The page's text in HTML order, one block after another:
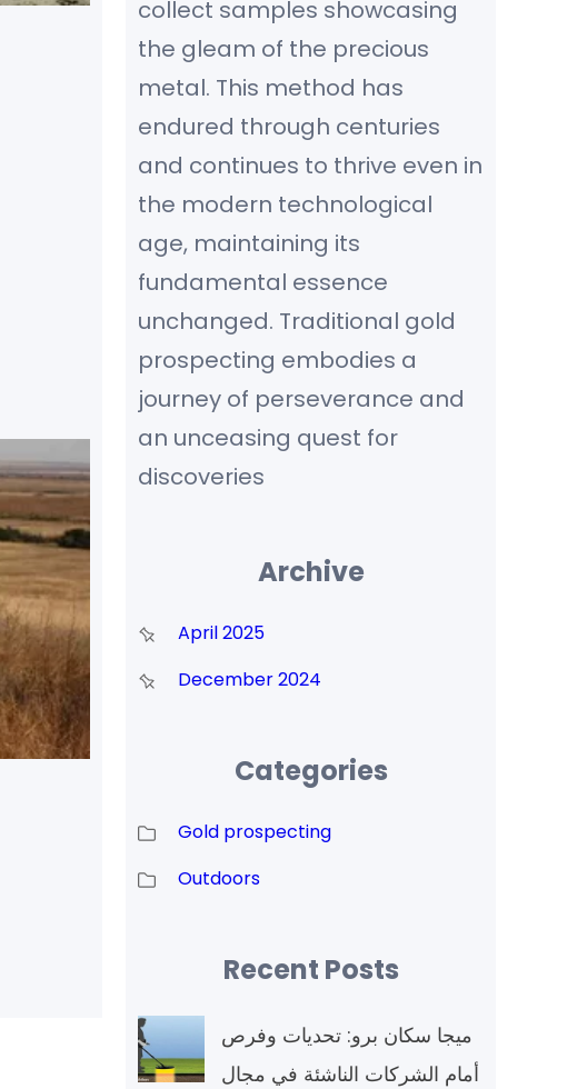
collect samples showcasing
the gleam of the precious
metal. This method has
endured through centuries
and continues to thrive even in
the modern technological
age, maintaining its
fundamental essence
unchanged. Traditional gold
prospecting embodies a
journey of perseverance and
an unceasing quest for
discoveries
Archive
April 2025
December 2024
Categories
Gold prospecting
Outdoors
Recent Posts
ميجا سكان برو: تحديات وفرص
أمام الشركات الناشئة في مجال